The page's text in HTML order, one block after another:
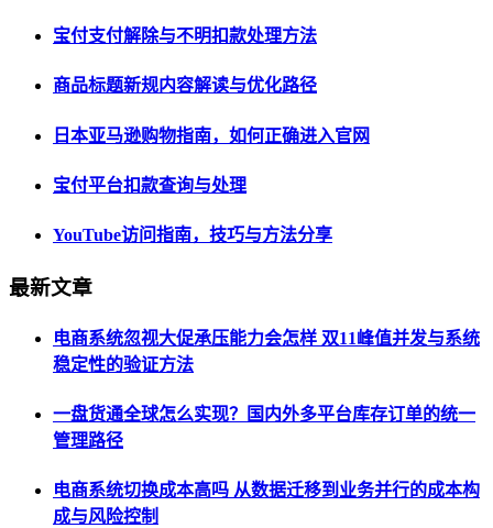
宝付支付解除与不明扣款处理方法
商品标题新规内容解读与优化路径
日本亚马逊购物指南，如何正确进入官网
宝付平台扣款查询与处理
YouTube访问指南，技巧与方法分享
最新文章
电商系统忽视大促承压能力会怎样 双11峰值并发与系统
稳定性的验证方法
一盘货通全球怎么实现？国内外多平台库存订单的统一
管理路径
电商系统切换成本高吗 从数据迁移到业务并行的成本构
成与风险控制